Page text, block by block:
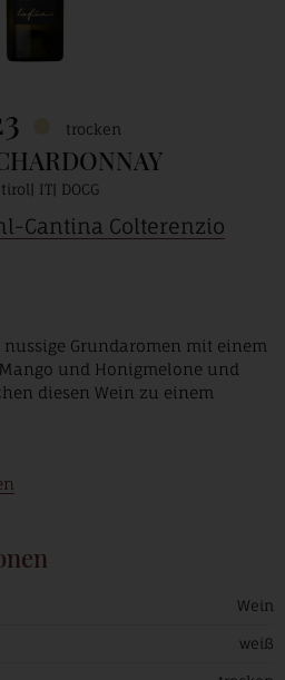
trocken
IT DOCG
Cantina Colterenzio
nussige Grundaromen mit einem
und Honigmelone und
diesen Wein zu einem
Wein
weiß